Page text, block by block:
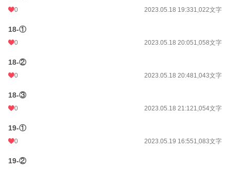
0 2023.05.18 19:331,022文字
18-①
0 2023.05.18 20:051,058文字
18-②
0 2023.05.18 20:481,043文字
18-③
0 2023.05.18 21:121,054文字
19-①
0 2023.05.19 16:551,083文字
19-②